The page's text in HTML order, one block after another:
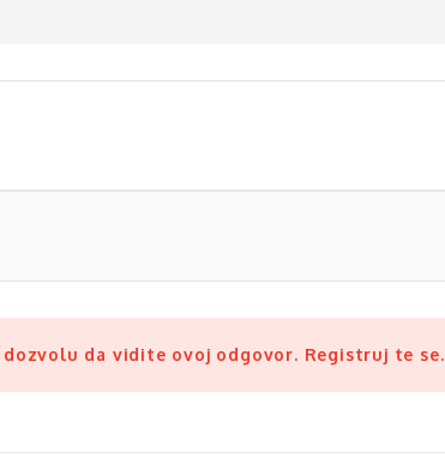
dozvolu da vidite ovoj odgovor. Registruj te se.